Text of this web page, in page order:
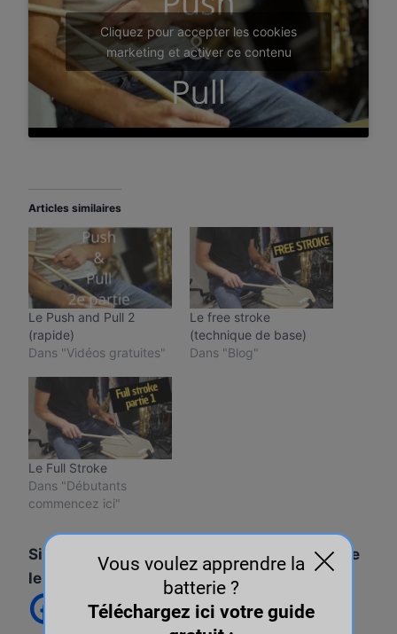
Cliquez pour accepter les cookies
marketing et activer ce contenu
Articles similaires
Le Push and Pull 2
(rapide)
Dans "Vidéos gratuites"
Le free stroke
(technique de base)
Dans "Blog"
Le Full Stroke
Dans "Débutants
commencez ici"
Si vous avez aimé l'article, vous êtes libre de
le partager ! :)